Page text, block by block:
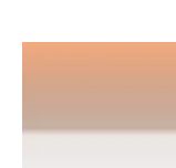
Introducing: リシ
17-02がチタンケ